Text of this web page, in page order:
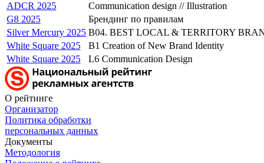
ADCR 2025
Communication design // Illustration
G8 2025
Брендинг по правилам
Silver Mercury 2025 B04. BEST LOCAL & TERRITORY
White Square 2025
B1 Creation of New Brand Identity
White Square 2025
L6 Communication Design
О рейтинге
Организатор
Политика обработки
персональных данных
Документы
Методология